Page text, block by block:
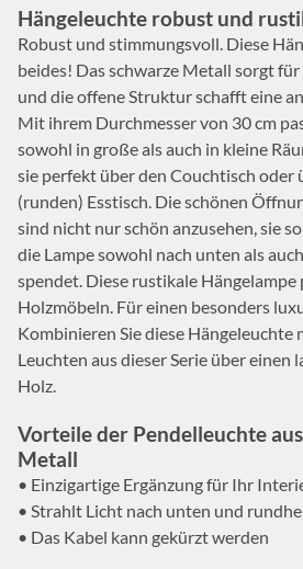
Hängeleuchte robust und
Robust und stimmungsvoll. Diese
beides! Das schwarze Metall sorgt
und die offene Struktur schafft eine
Mit ihrem Durchmesser von 30 cm
sowohl in große als auch in kleine
sie perfekt über den Couchtisch oder
(runden) Esstisch. Die schönen
sind nicht nur schön anzusehen, sie
die Lampe sowohl nach unten als
spendet. Diese rustikale
Holzmöbeln. Für einen besonders
Kombinieren Sie diese Hängeleuchte
Leuchten aus dieser Serie über einen
Holz.
Vorteile der Pendelleuchte
Metall
• Einzigartige Ergänzung für Ihr
• Strahlt Licht nach unten und
• Das Kabel kann gekürzt werden